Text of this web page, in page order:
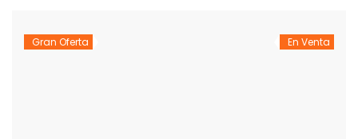
Gran Oferta En Venta